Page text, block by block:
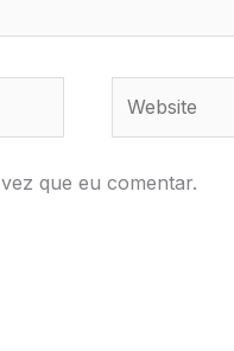
que eu comentar.